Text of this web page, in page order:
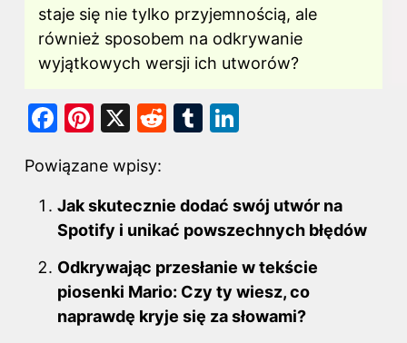
staje się nie tylko przyjemnością, ale
również sposobem na odkrywanie
wyjątkowych wersji ich utworów?
F
c
e
b
o
o
k
Pi
er
e
st
X
R
di
t
T
bl
r
e
dI
n
Powiązane wpisy:
Jak skutecznie dodać swój utwór na
Spotify i unikać powszechnych błędów
Odkrywając przesłanie w tekście
piosenki Mario: Czy ty wiesz, co
naprawdę kryje się za słowami?